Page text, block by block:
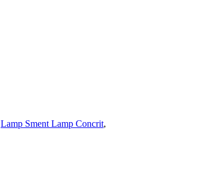
Lamp Sment Lamp Concrit,